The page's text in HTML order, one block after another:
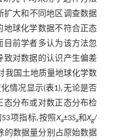
扩大和不同地区调查数据
地球化学数据不符合正态
前学者多认为该方法忽
致对数据的认识产生偏差
我国土地质量地球化学数
情况显示(表1),无论是否
态分布或对数正态分布检
53项指标,按照Xa±3Sa和Xg/
的数据量分别占原始数据